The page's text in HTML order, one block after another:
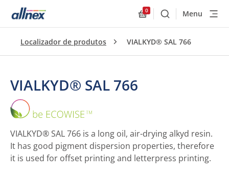
0
BuscarMenu
Localizador de produtos VIALKYD® SAL 766
VIALKYD® SAL 766
SAL
766
VIALKYD® SAL 766 is a long oil, air-drying alkyd resin.
It has good pigment dispersion properties, therefore
it is used for offset printing and letterpress printing.